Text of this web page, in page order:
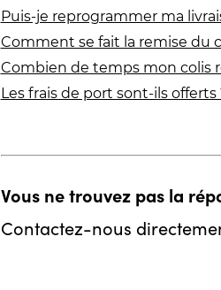
Puis-je reprogrammer ma
Comment se fait la remise du
Combien de temps mon colis
Les frais de port sont-ils offerts
Vous ne trouvez pas la
Contactez-nous